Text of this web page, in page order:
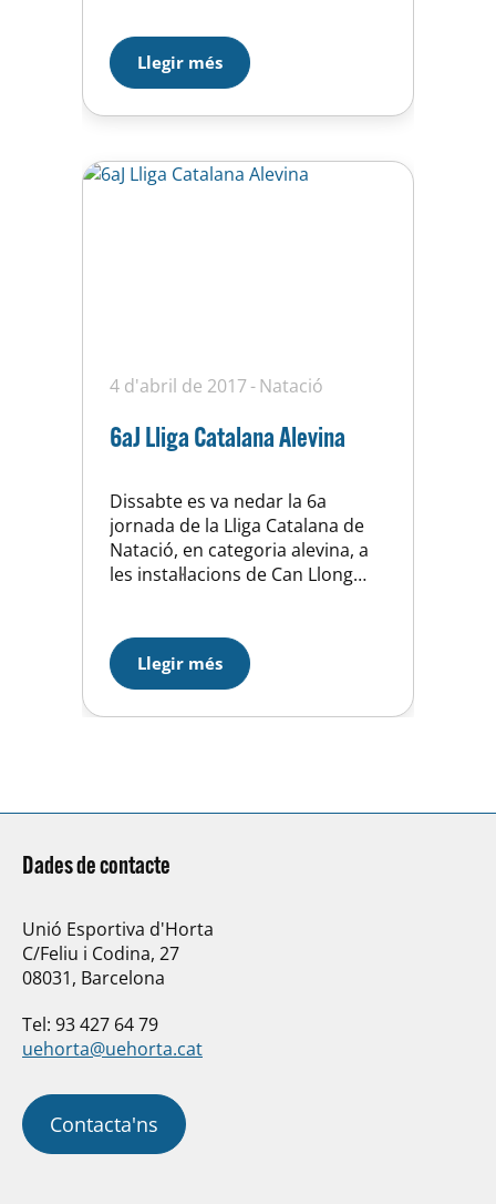
poder oferir-nos bones notícies,
segur que si, en el següent enllaç
podreu estar permanenment
informats al minut dels resultats
http://www.rfen.es/publicacion/
campeonatos/schedule.asp?
Llegir més
4 d'abril de 2017 Natació
6aJ Lliga Catalana Alevina
Dissabte es va nedar la 6a
jornada de la Lliga Catalana de
Natació, en categoria alevina, a
les instal·lacions de Can Llong
categoria masculina i 800m.en
categoria femenina així com el
100m. papallona i els relleus
4x100m. estils. Bones marques
Llegir més
Dades de contacte
Unió Esportiva d'Horta
C/Feliu i Codina, 27
08031, Barcelona
Tel: 93 427 64 79
uehorta@uehorta.cat
Contacta'ns